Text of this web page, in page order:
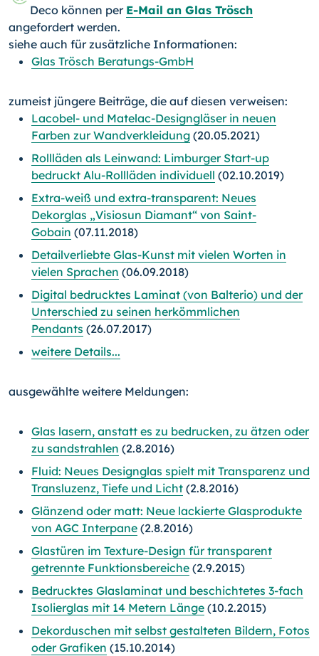
Deco können per E-Mail an Glas Trösch
angefordert werden.
siehe auch für zusätzliche Informationen:
Glas Trösch Beratungs-GmbH
zumeist jüngere Beiträge, die auf diesen verweisen:
Lacobel- und Matelac-Designgläser in neuen
Farben zur Wandverkleidung (20.05.2021)
Rollläden als Leinwand: Limburger Start-up
bedruckt Alu-Rollläden individuell (02.10.2019)
Extra-weiß und extra-transparent: Neues
Dekorglas „Visiosun Diamant“ von Saint-
Gobain (07.11.2018)
Detailverliebte Glas-Kunst mit vielen Worten in
vielen Sprachen (06.09.2018)
Digital bedrucktes Laminat (von Balterio) und der
Unterschied zu seinen herkömmlichen
Pendants (26.07.2017)
weitere Details...
ausgewählte weitere Meldungen:
Glas lasern, anstatt es zu bedrucken, zu ätzen oder
zu sandstrahlen (2.8.2016)
Fluid: Neues Designglas spielt mit Transparenz und
Transluzenz, Tiefe und Licht (2.8.2016)
Glänzend oder matt: Neue lackierte Glasprodukte
von AGC Interpane (2.8.2016)
Glastüren im Texture-Design für transparent
getrennte Funktionsbereiche (2.9.2015)
Bedrucktes Glaslaminat und beschichtetes 3-fach
Isolierglas mit 14 Metern Länge (10.2.2015)
Dekorduschen mit selbst gestalteten Bildern, Fotos
oder Grafiken (15.10.2014)